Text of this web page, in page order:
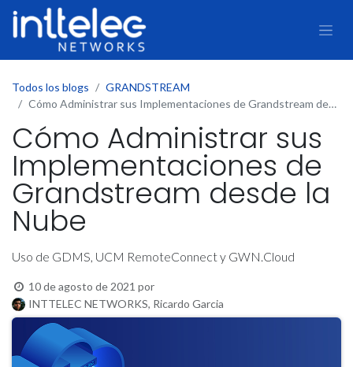
Todos los blogs
GRANDSTREAM
Cómo Administrar sus Implementaciones de Grandstream desde la Nube
Cómo Administrar sus
Implementaciones de
Grandstream desde la
Nube
Uso de GDMS, UCM RemoteConnect y GWN.Cloud
10 de agosto de 2021 por
INTTELEC NETWORKS, Ricardo Garcia